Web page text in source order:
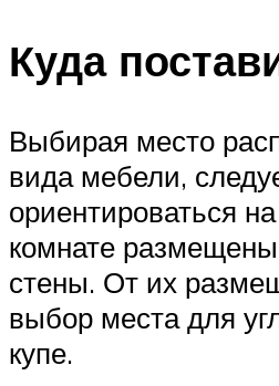
Куда
Выбирая место
вида мебели,
ориентироваться
комнате
стены. От их
выбор места для
купе.